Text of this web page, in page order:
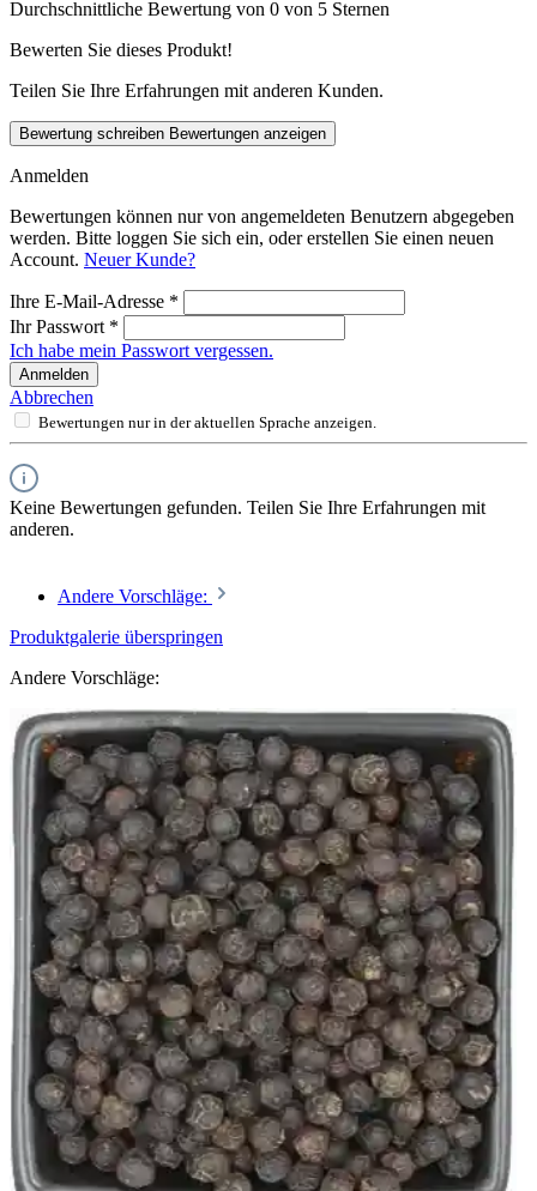
Durchschnittliche Bewertung von 0 von 5 Sternen
Bewerten Sie dieses Produkt!
Teilen Sie Ihre Erfahrungen mit anderen Kunden.
Bewertung schreiben Bewertungen anzeigen
Anmelden
Bewertungen können nur von angemeldeten Benutzern abgegeben
werden. Bitte loggen Sie sich ein, oder erstellen Sie einen neuen
Account. Neuer Kunde?
Ihre E-Mail-Adresse *
Ihr Passwort *
Ich habe mein Passwort vergessen.
Anmelden
Abbrechen
Bewertungen nur in der aktuellen Sprache anzeigen.
Keine Bewertungen gefunden. Teilen Sie Ihre Erfahrungen mit
anderen.
Andere Vorschläge:
Produktgalerie überspringen
Andere Vorschläge: